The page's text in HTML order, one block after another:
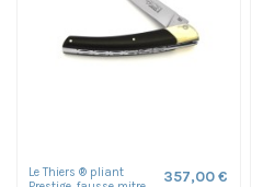
Le Thiers ® pliant
357,00 €